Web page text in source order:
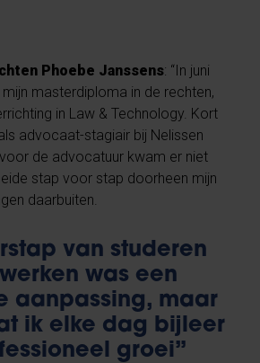
Phoebe Janssens: “In juni
masterdiploma in de rechten,
in Law & Technology. Kort
advocaat-stagiair bij Nelissen
de advocatuur kwam er niet
stap voor stap doorheen mijn
daarbuiten.
van studeren
was een
aanpassing, maar
ik elke dag bijleer
groei”